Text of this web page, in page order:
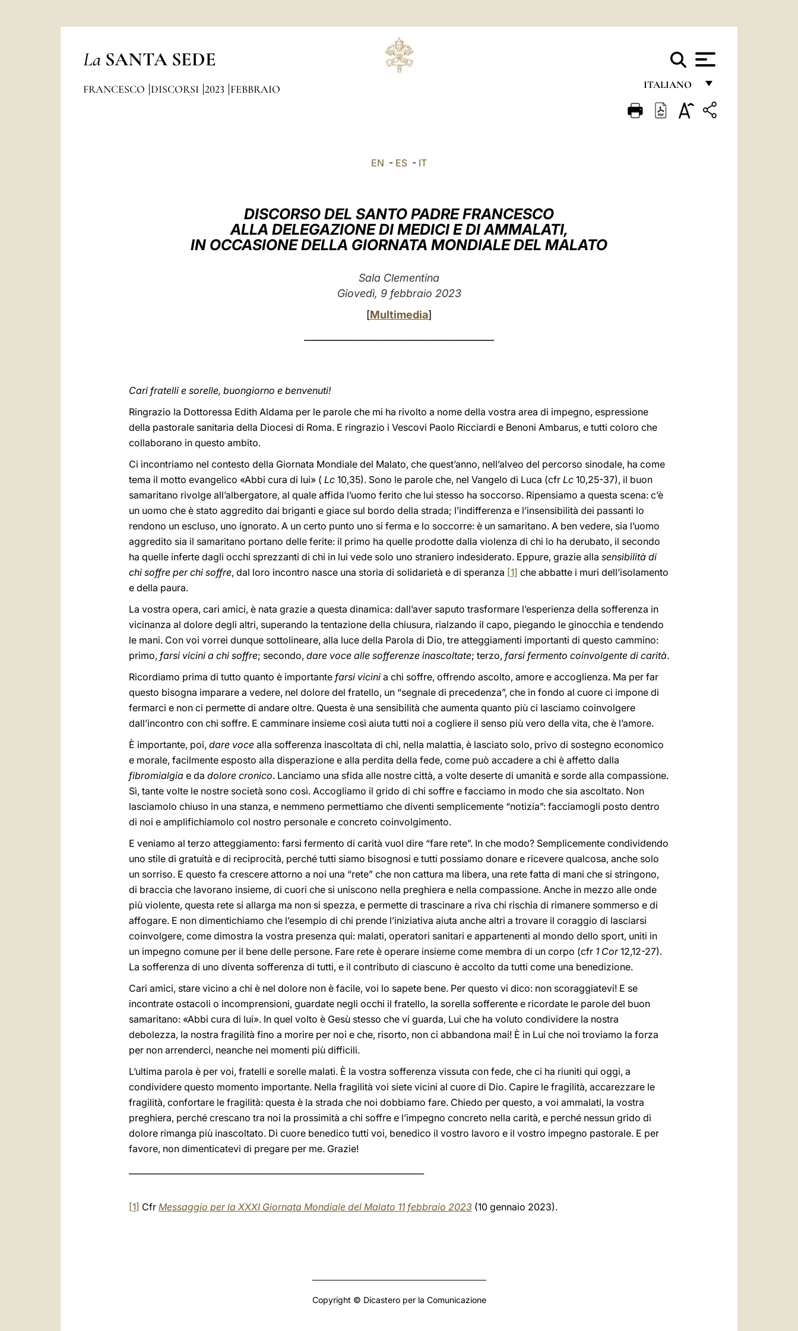
La SANTA SEDE
ITALIANO
FRANÇAIS
FRANCESCO DISCORSI 2023 FEBBRAIO
EN - ES - IT
DISCORSO DEL SANTO PADRE FRANCESCO
ALLA DELEGAZIONE DI MEDICI E DI AMMALATI,
IN OCCASIONE DELLA GIORNATA MONDIALE DEL MALATO
Sala Clementina
Giovedì, 9 febbraio 2023
[Multimedia]
Cari fratelli e sorelle, buongiorno e benvenuti!
Ringrazio la Dottoressa Edith Aldama per le parole che mi ha rivolto a nome della vostra area di impegno, espressione
della pastorale sanitaria della Diocesi di Roma. E ringrazio i Vescovi Paolo Ricciardi e Benoni Ambarus, e tutti coloro che
collaborano in questo ambito.
Ci incontriamo nel contesto della Giornata Mondiale del Malato, che quest’anno, nell’alveo del percorso sinodale, ha come
tema il motto evangelico «Abbi cura di lui» ( Lc 10,35). Sono le parole che, nel Vangelo di Luca (cfr Lc 10,25-37), il buon
samaritano rivolge all’albergatore, al quale affida l’uomo ferito che lui stesso ha soccorso. Ripensiamo a questa scena: c’è
un uomo che è stato aggredito dai briganti e giace sul bordo della strada; l’indifferenza e l’insensibilità dei passanti lo
rendono un escluso, uno ignorato. A un certo punto uno si ferma e lo soccorre: è un samaritano. A ben vedere, sia l’uomo
aggredito sia il samaritano portano delle ferite: il primo ha quelle prodotte dalla violenza di chi lo ha derubato, il secondo
ha quelle inferte dagli occhi sprezzanti di chi in lui vede solo uno straniero indesiderato. Eppure, grazie alla sensibilità di
chi soffre per chi soffre, dal loro incontro nasce una storia di solidarietà e di speranza [1] che abbatte i muri dell’isolamento
e della paura.
La vostra opera, cari amici, è nata grazie a questa dinamica: dall’aver saputo trasformare l’esperienza della sofferenza in
vicinanza al dolore degli altri, superando la tentazione della chiusura, rialzando il capo, piegando le ginocchia e tendendo
le mani. Con voi vorrei dunque sottolineare, alla luce della Parola di Dio, tre atteggiamenti importanti di questo cammino:
primo, farsi vicini a chi soffre; secondo, dare voce alle sofferenze inascoltate; terzo, farsi fermento coinvolgente di carità.
Ricordiamo prima di tutto quanto è importante farsi vicini a chi soffre, offrendo ascolto, amore e accoglienza. Ma per far
questo bisogna imparare a vedere, nel dolore del fratello, un “segnale di precedenza”, che in fondo al cuore ci impone di
fermarci e non ci permette di andare oltre. Questa è una sensibilità che aumenta quanto più ci lasciamo coinvolgere
dall’incontro con chi soffre. E camminare insieme così aiuta tutti noi a cogliere il senso più vero della vita, che è l’amore.
È importante, poi, dare voce alla sofferenza inascoltata di chi, nella malattia, è lasciato solo, privo di sostegno economico
e morale, facilmente esposto alla disperazione e alla perdita della fede, come può accadere a chi è affetto dalla
fibromialgia e da dolore cronico. Lanciamo una sfida alle nostre città, a volte deserte di umanità e sorde alla compassione.
Sì, tante volte le nostre società sono così. Accogliamo il grido di chi soffre e facciamo in modo che sia ascoltato. Non
lasciamolo chiuso in una stanza, e nemmeno permettiamo che diventi semplicemente “notizia”: facciamogli posto dentro
di noi e amplifichiamolo col nostro personale e concreto coinvolgimento.
E veniamo al terzo atteggiamento: farsi fermento di carità vuol dire “fare rete”. In che modo? Semplicemente condividendo
uno stile di gratuità e di reciprocità, perché tutti siamo bisognosi e tutti possiamo donare e ricevere qualcosa, anche solo
un sorriso. E questo fa crescere attorno a noi una “rete” che non cattura ma libera, una rete fatta di mani che si stringono,
di braccia che lavorano insieme, di cuori che si uniscono nella preghiera e nella compassione. Anche in mezzo alle onde
più violente, questa rete si allarga ma non si spezza, e permette di trascinare a riva chi rischia di rimanere sommerso e di
affogare. E non dimentichiamo che l’esempio di chi prende l’iniziativa aiuta anche altri a trovare il coraggio di lasciarsi
coinvolgere, come dimostra la vostra presenza qui: malati, operatori sanitari e appartenenti al mondo dello sport, uniti in
un impegno comune per il bene delle persone. Fare rete è operare insieme come membra di un corpo (cfr 1 Cor12,12-27).
La sofferenza di uno diventa sofferenza di tutti, e il contributo di ciascuno è accolto da tutti come una benedizione.
Cari amici, stare vicino a chi è nel dolore non è facile, voi lo sapete bene. Per questo vi dico: non scoraggiatevi! E se
incontrate ostacoli o incomprensioni, guardate negli occhi il fratello, la sorella sofferente e ricordate le parole del buon
samaritano: «Abbi cura di lui». In quel volto è Gesù stesso che vi guarda, Lui che ha voluto condividere la nostra
debolezza, la nostra fragilità fino a morire per noi e che, risorto, non ci abbandona mai! È in Lui che noi troviamo la forza
per non arrenderci, neanche nei momenti più difficili.
L’ultima parola è per voi, fratelli e sorelle malati. È la vostra sofferenza vissuta con fede, che ci ha riuniti qui oggi, a
condividere questo momento importante. Nella fragilità voi siete vicini al cuore di Dio. Capire le fragilità, accarezzare le
fragilità, confortare le fragilità: questa è la strada che noi dobbiamo fare. Chiedo per questo, a voi ammalati, la vostra
preghiera, perché crescano tra noi la prossimità a chi soffre e l’impegno concreto nella carità, e perché nessun grido di
dolore rimanga più inascoltato. Di cuore benedico tutti voi, benedico il vostro lavoro e il vostro impegno pastorale. E per
favore, non dimenticatevi di pregare per me. Grazie!
[1] Cfr Messaggio per la XXXI Giornata Mondiale del Malato 11 febbraio 2023 (10 gennaio 2023).
Copyright © Dicastero per la Comunicazione